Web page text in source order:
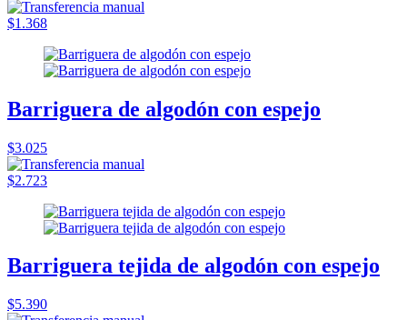
$1.368
Barriguera de algodón con espejo
$3.025
$2.723
Barriguera tejida de algodón con espejo
$5.390